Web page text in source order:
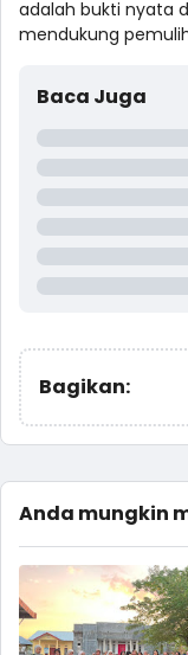
adalah bukti nyata
mendukung
Baca Juga
Bagikan:
Anda mungkin
postingan ini